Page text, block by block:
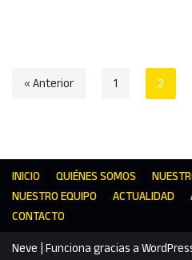
« Anterior 1 2
INICIO QUIÉNES SOMOS
NUESTRO EQUIPO
ACTUALIDAD
CONTACTO
Neve| Funciona gracias a